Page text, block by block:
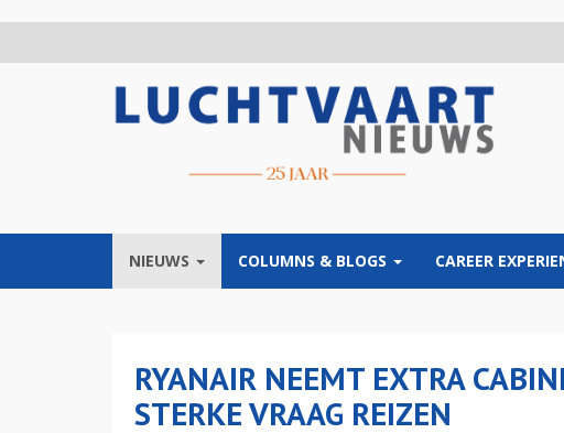
NIEUWS COLUMNS & BLOGS CAREER
RYANAIR NEEMT EXTRA
STERKE VRAAG REIZEN